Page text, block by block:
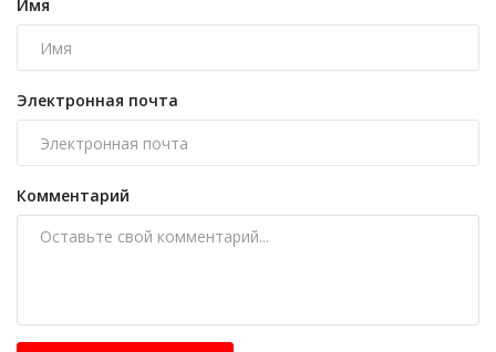
Имя
Электронная почта
Комментарий